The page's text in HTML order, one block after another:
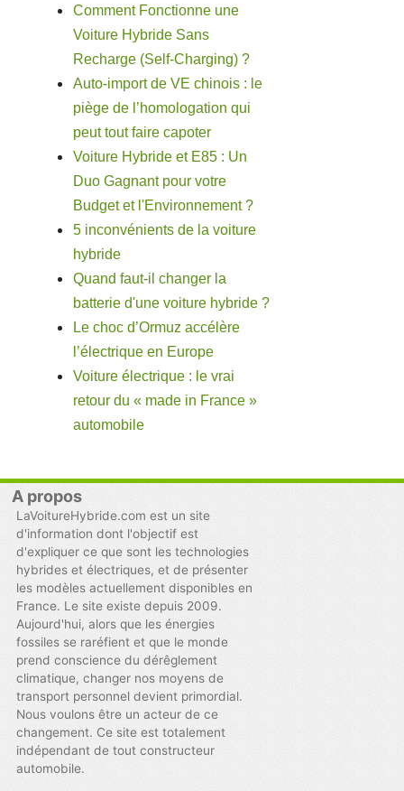
Comment Fonctionne une
Voiture Hybride Sans
Recharge (Self-Charging) ?
Auto-import de VE chinois : le
piège de l’homologation qui
peut tout faire capoter
Voiture Hybride et E85 : Un
Duo Gagnant pour votre
Budget et l'Environnement ?
5 inconvénients de la voiture
hybride
Quand faut-il changer la
batterie d'une voiture hybride ?
Le choc d’Ormuz accélère
l’électrique en Europe
Voiture électrique : le vrai
retour du « made in France »
automobile
A propos
LaVoitureHybride.com est un site
d'information dont l'objectif est
d'expliquer ce que sont les technologies
hybrides et électriques, et de présenter
les modèles actuellement disponibles en
France. Le site existe depuis 2009.
Aujourd'hui, alors que les énergies
fossiles se raréfient et que le monde
prend conscience du dérêglement
climatique, changer nos moyens de
transport personnel devient primordial.
Nous voulons être un acteur de ce
changement. Ce site est totalement
indépendant de tout constructeur
automobile.